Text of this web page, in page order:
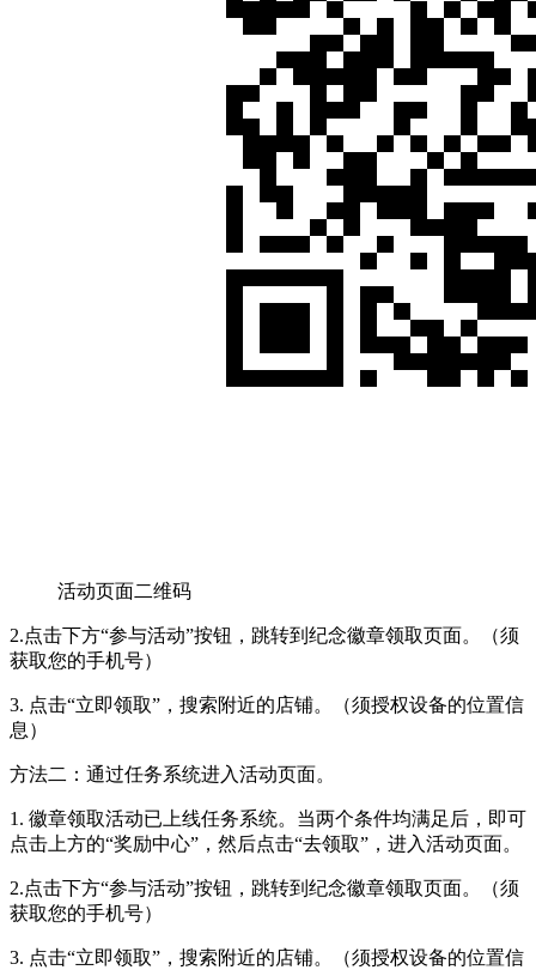
活动页面二维码
2.点击下方“参与活动”按钮，跳转到纪念徽章领取页面。（须
获取您的手机号）
3. 点击“立即领取”，搜索附近的店铺。（须授权设备的位置信
息）
方法二：通过任务系统进入活动页面。
1. 徽章领取活动已上线任务系统。当两个条件均满足后，即可
点击上方的“奖励中心”，然后点击“去领取”，进入活动页面。
2.点击下方“参与活动”按钮，跳转到纪念徽章领取页面。（须
获取您的手机号）
3. 点击“立即领取”，搜索附近的店铺。（须授权设备的位置信